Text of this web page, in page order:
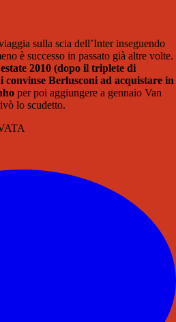
sulla scia dell’Inter inseguendo
è successo in passato già altre volte.
2010 (dopo il triplete di
Berlusconi ad acquistare in
per poi aggiungere a gennaio Van
lo scudetto.